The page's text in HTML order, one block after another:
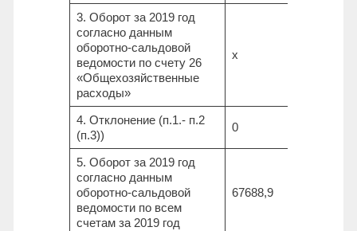
3. Оборот за 2019 год
согласно данным
оборотно-сальдовой
ведомости по счету 26
«Общехозяйственные
расходы»
х
4. Отклонение (п.1.- п.2
(п.3))
0
5. Оборот за 2019 год
согласно данным
оборотно-сальдовой
ведомости по всем
счетам за 2019 год
67688,9